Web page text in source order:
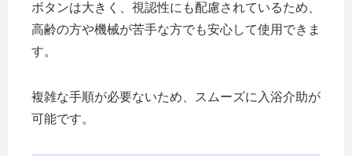
ボタンは大きく、視認性にも配慮されているため、
高齢の方や機械が苦手な方でも安心して使用できま
す。
複雑な手順が必要ないため、スムーズに入浴介助が
可能です。